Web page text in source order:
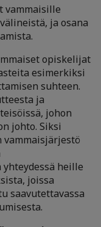
vammaisille
ja osana
opiskelijat
esimerkiksi
suhteen.
ja
johon
johto. Siksi
heille
joissa
saavutettavassa